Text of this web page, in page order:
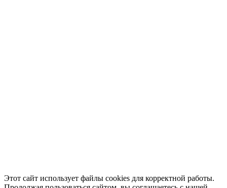
Этот сайт использует файлы cookies для корректной работы.